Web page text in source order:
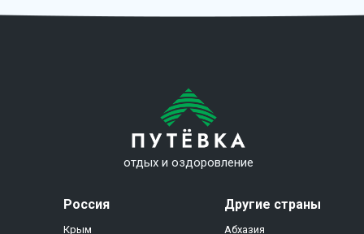
отдых и оздоровление
Россия
Крым
Другие страны
Абхазия